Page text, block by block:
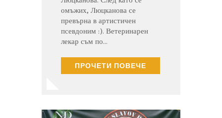
омъжих, Люцканова се
превърна в артистичен
псевдоним :). Ветеринарен
лекар съм по…
ПРОЧЕТИ ПОВЕЧЕ